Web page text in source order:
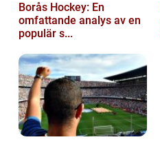
Borås Hockey: En
omfattande analys av en
populär s...